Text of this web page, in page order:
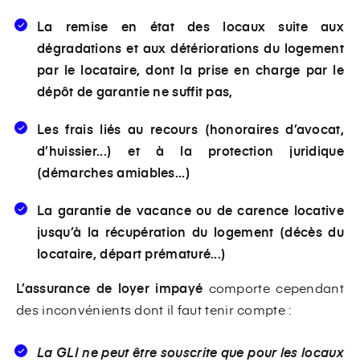
La remise en état des locaux suite aux
dégradations et aux détériorations du logement
par le locataire, dont la prise en charge par le
dépôt de garantie ne suffit pas,
Les frais liés au recours (honoraires d’avocat,
d’huissier...) et à la protection juridique
(démarches amiables...)
La garantie de vacance ou de carence locative
jusqu’à la récupération du logement (décès du
locataire, départ prématuré...)
L’assurance de loyer impayé comporte cependant
des inconvénients dont il faut tenir compte :
La GLI ne peut être souscrite que pour les locaux